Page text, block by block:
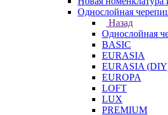
Однослойная
Назад
Однослойная
BASIC
EURASIA
EURASIA
EUROPA
LOFT
LUX
PREMIUM